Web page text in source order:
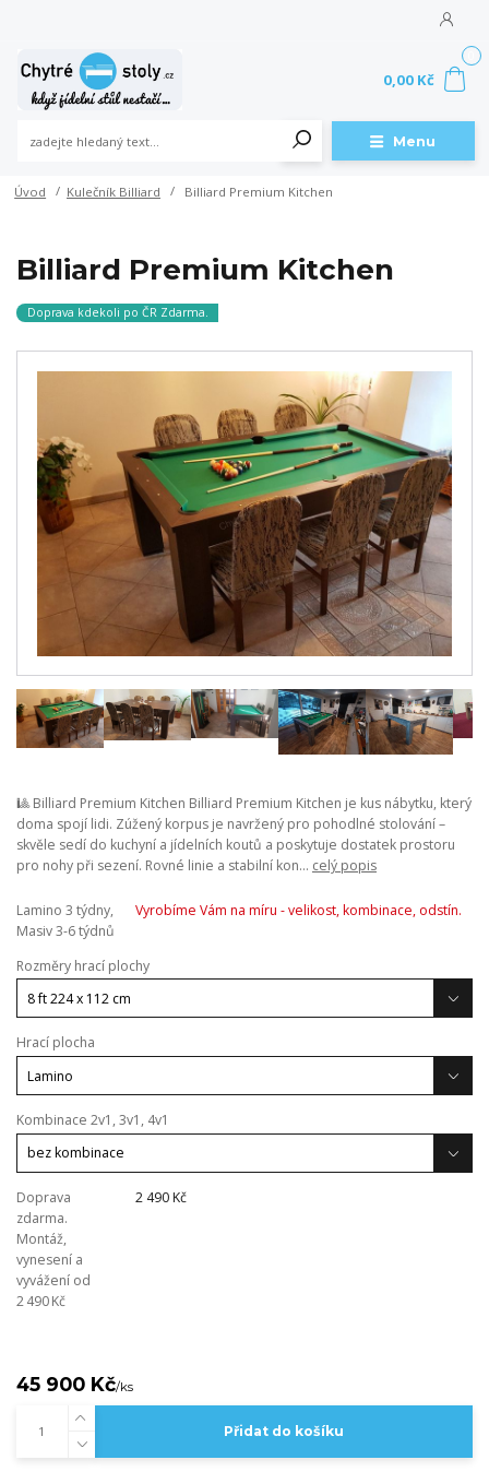
Menu
0,00 Kč
Úvod Kulečník Billiard Billiard Premium Kitchen
Billiard Premium Kitchen
Doprava kdekoli po ČR Zdarma.
🎱 Billiard Premium Kitchen Billiard Premium Kitchen je kus nábytku, který
doma spojí lidi. Zúžený korpus je navržený pro pohodlné stolování –
skvěle sedí do kuchyní a jídelních koutů a poskytuje dostatek prostoru
pro nohy při sezení. Rovné linie a stabilní kon... celý popis
Lamino 3 týdny,
Masiv 3-6 týdnů
Vyrobíme Vám na míru - velikost, kombinace, odstín.
Rozměry hrací plochy
Hrací plocha
Kombinace 2v1, 3v1, 4v1
Doprava
zdarma.
Montáž,
vynesení a
vyvážení od
2 490 Kč
2 490 Kč
45 900 Kč/ks
Přidat do košíku